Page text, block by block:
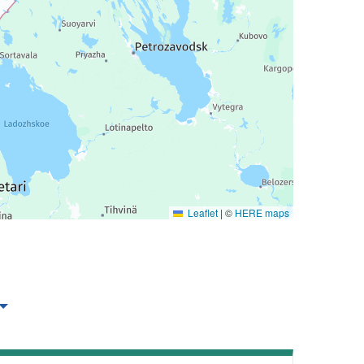
Leaflet | © HERE maps